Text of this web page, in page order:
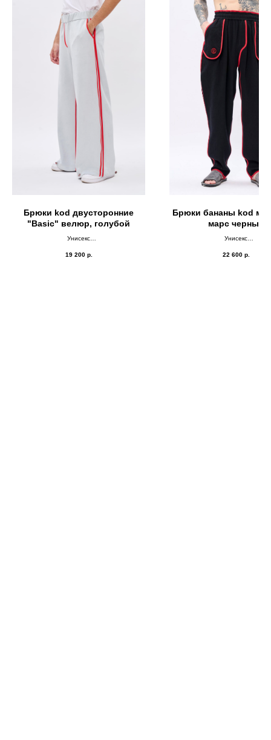
Брюки kоd двусторонние
"Basic" велюр, голубой
Унисекс
19 200 р.
Брюки бананы kod
марс черный
Унисекс
22 600 р.